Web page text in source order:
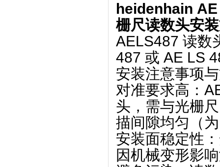
heidenhain AE
栅尺读数头安
AELS487 读数
487 或 AE LS
安装注意事项
对准要求高‌：
头‌，需与光栅
描间隙均匀（
安装面稳定性‌
因机械变形影